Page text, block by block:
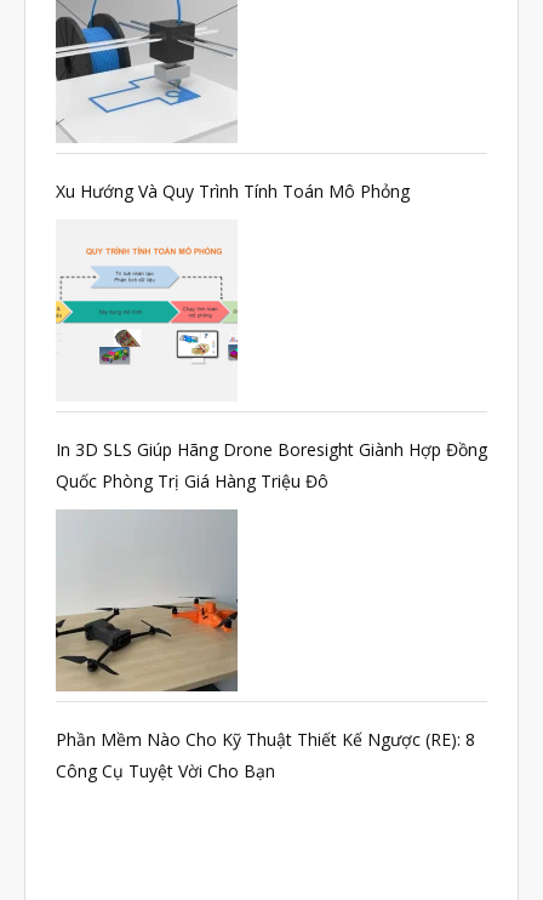
Xu Hướng Và Quy Trình Tính Toán Mô Phỏng
In 3D SLS Giúp Hãng Drone Boresight Giành Hợp Đồng
Quốc Phòng Trị Giá Hàng Triệu Đô
Phần Mềm Nào Cho Kỹ Thuật Thiết Kế Ngược (RE): 8
Công Cụ Tuyệt Vời Cho Bạn